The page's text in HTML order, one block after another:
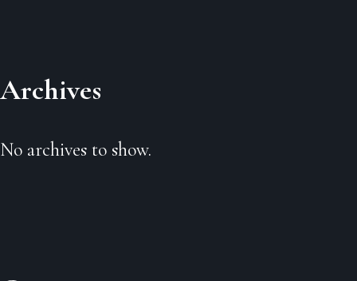
Archives
No archives to show.